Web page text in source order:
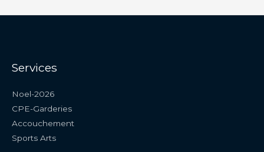
Services
Noel-2026
CPE-Garderies
Accouchement
Sports Arts